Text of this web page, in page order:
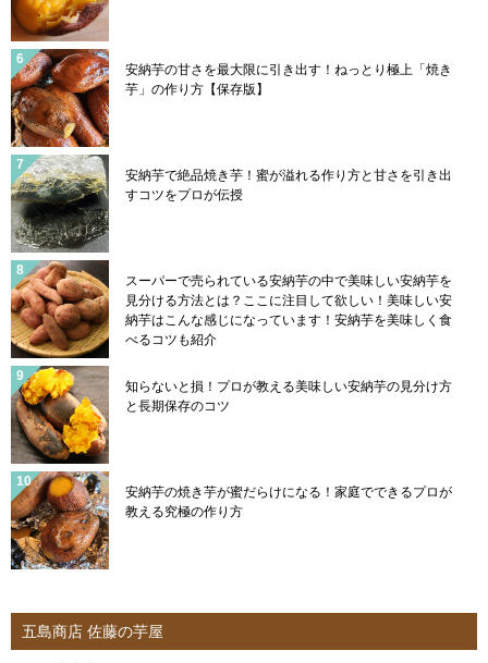
安納芋の甘さを最大限に引き出す！ねっとり極上「焼き
芋」の作り方【保存版】
安納芋で絶品焼き芋！蜜が溢れる作り方と甘さを引き出
すコツをプロが伝授
スーパーで売られている安納芋の中で美味しい安納芋を
見分ける方法とは？ここに注目して欲しい！美味しい安
納芋はこんな感じになっています！安納芋を美味しく食
べるコツも紹介
知らないと損！プロが教える美味しい安納芋の見分け方
と長期保存のコツ
安納芋の焼き芋が蜜だらけになる！家庭でできるプロが
教える究極の作り方
五島商店 佐藤の芋屋